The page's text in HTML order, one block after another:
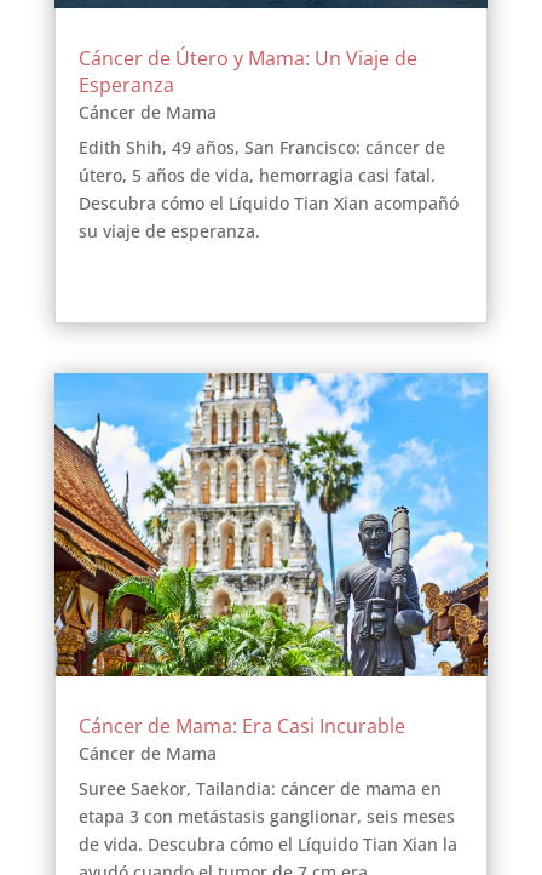
Cáncer de Útero y Mama: Un Viaje de
Esperanza
Cáncer de Mama
Edith Shih, 49 años, San Francisco: cáncer de
útero, 5 años de vida, hemorragia casi fatal.
Descubra cómo el Líquido Tian Xian acompañó
su viaje de esperanza.
Cáncer de Mama: Era Casi Incurable
Cáncer de Mama
Suree Saekor, Tailandia: cáncer de mama en
etapa 3 con metástasis ganglionar, seis meses
de vida. Descubra cómo el Líquido Tian Xian la